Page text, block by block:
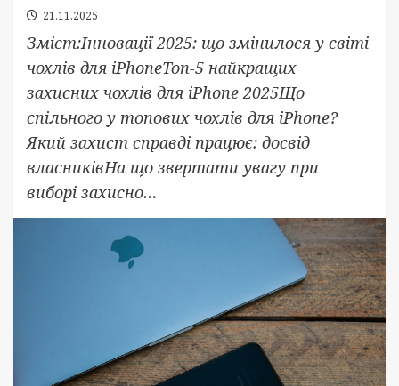
21.11.2025
Зміст:Інновації 2025: що змінилося у світі
чохлів для iPhoneТоп-5 найкращих
захисних чохлів для iPhone 2025Що
спільного у топових чохлів для iPhone?
Який захист справді працює: досвід
власниківНа що звертати увагу при
виборі захисно…